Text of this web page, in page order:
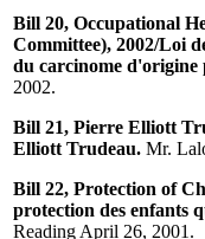
Bill 20, Occupational
Committee), 2002/Loi
du carcinome d'origine
2002.
Bill 21, Pierre Elliott
Elliott Trudeau. Mr.
Bill 22, Protection of
protection des enfants
Reading April 26, 2001.